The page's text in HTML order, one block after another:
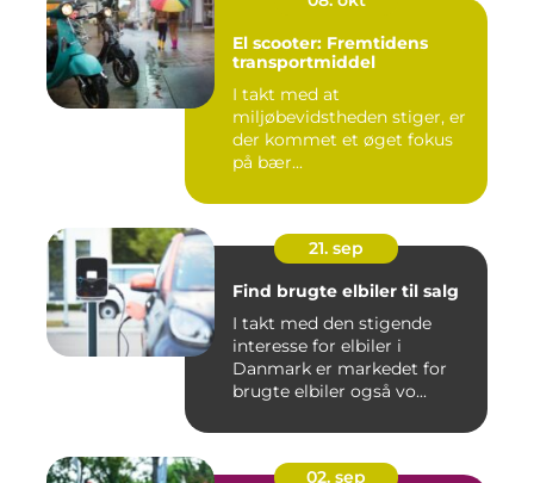
El scooter: Fremtidens
transportmiddel
I takt med at
miljøbevidstheden stiger, er
der kommet et øget fokus
på bær...
21. sep
Find brugte elbiler til salg
I takt med den stigende
interesse for elbiler i
Danmark er markedet for
brugte elbiler også vo...
02. sep